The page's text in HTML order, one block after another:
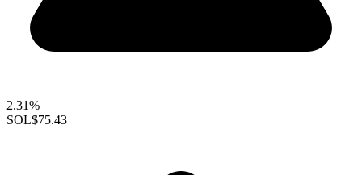
2.31%
SOL$75.43